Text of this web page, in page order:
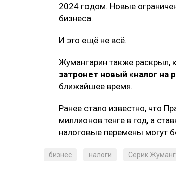
2024 годом. Новые
бизнеса.
И это ещё не всё.
Жумангарин также раскрыл,
затронет новый «налог на
ближайшее время.
Ранее стало известно, что
миллионов тенге в год, а
налоговые перемены могут
бизнес налоги Серик